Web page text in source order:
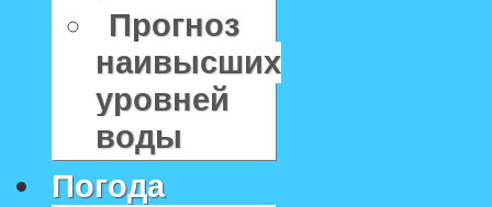
Прогноз
наивысших
уровней
воды
Погода